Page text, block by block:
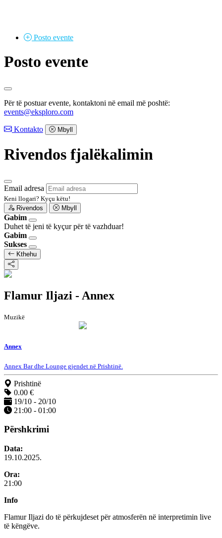
Posto evente
Posto evente
Për të postuar evente, kontaktoni në email më poshtë:
events@eksploro.com
Kontakto Mbyll
Rivendos fjalëkalimin
Email adresa
Keni llogari? Kyçu këtu!
Rivendos
Mbyll
Gabim
Duhet të jeni të kyçur për të vazhduar!
Gabim
Sukses
Kthehu
Flamur Iljazi - Annex
Muzikë
Annex
Annex Bar dhe Lounge gjendet në Prishtinë.
Prishtinë
0.00 €
19/10 - 20/10
21:00 - 01:00
Përshkrimi
Data:
19.10.2025.
Ora:
21:00
Info
Flamur Iljazi do të përkujdeset për atmosferën në interpretimin live
të këngëve.